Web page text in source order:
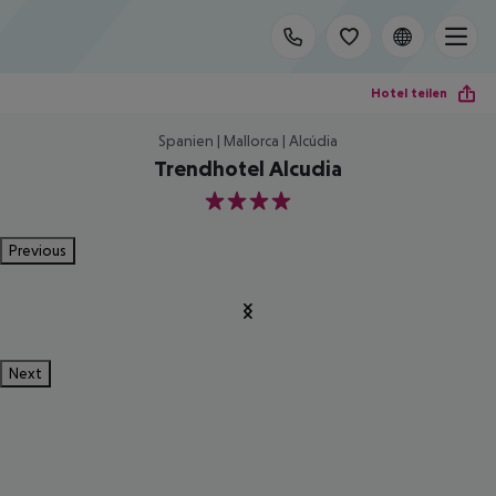
Hotel teilen
Spanien | Mallorca | Alcúdia
Trendhotel Alcudia
4
Previous
Next